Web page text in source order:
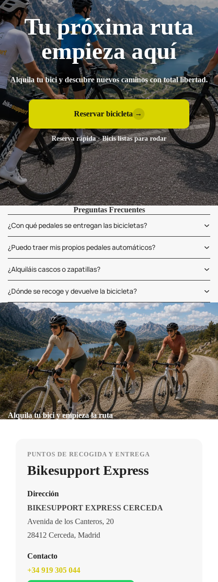
Tu próxima ruta
empieza aquí
Alquila tu bici y descubre nuevos caminos con total libertad.
Reservar bicicleta →
Reserva rápida · Bicis listas para rodar
Preguntas Frecuentes
¿Con qué pedales se entregan las bicicletas?
¿Puedo traer mis propios pedales automáticos?
¿Alquiláis cascos o zapatillas?
¿Dónde se recoge y devuelve la bicicleta?
Alquila tu bici y empieza la ruta
PUNTOS DE RECOGIDA Y ENTREGA
Bikesupport Express
Dirección
BIKESUPPORT EXPRESS CERCEDA
Avenida de los Canteros, 20
28412 Cerceda, Madrid
Contacto
+34 919 305 044